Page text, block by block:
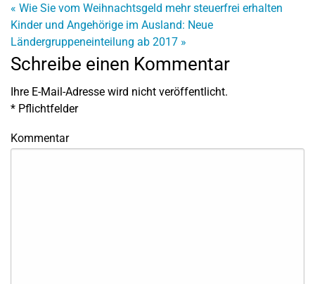
« Wie Sie vom Weihnachtsgeld mehr steuerfrei erhalten
Kinder und Angehörige im Ausland: Neue
Ländergruppeneinteilung ab 2017 »
Schreibe einen Kommentar
Ihre E-Mail-Adresse wird nicht veröffentlicht.
* Pflichtfelder
Kommentar